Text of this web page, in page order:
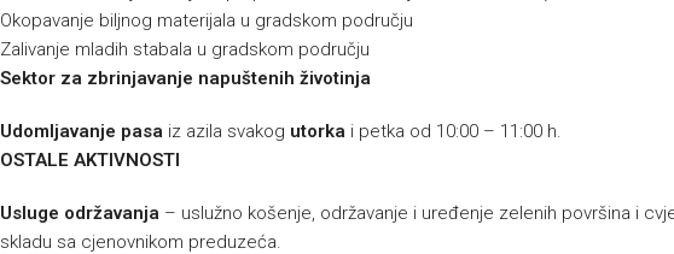
Okopavanje biljnog materijala u gradskom području
Zalivanje mladih stabala u gradskom području
Sektor za zbrinjavanje napuštenih životinja
Udomljavanje pasa iz azila svakog utorka i petka od 10:00 – 11:00 h.
OSTALE AKTIVNOSTI
Usluge održavanja – uslužno košenje, održavanje i uređenje zelenih površina i
skladu sa cjenovnikom preduzeća.